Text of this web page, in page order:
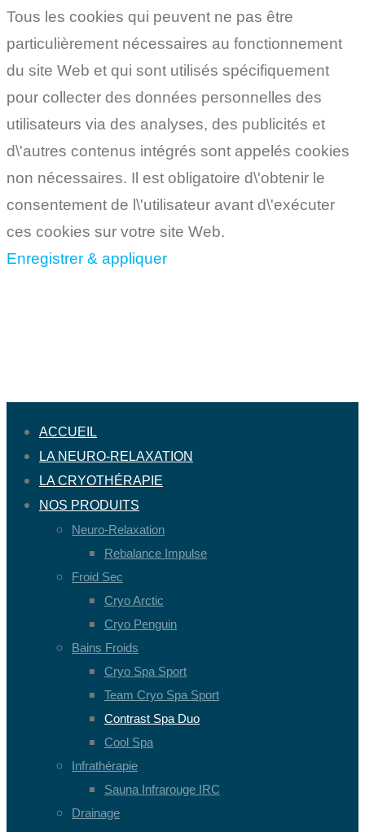
Tous les cookies qui peuvent ne pas être
particulièrement nécessaires au fonctionnement
du site Web et qui sont utilisés spécifiquement
pour collecter des données personnelles des
utilisateurs via des analyses, des publicités et
d\'autres contenus intégrés sont appelés cookies
non nécessaires. Il est obligatoire d\'obtenir le
consentement de l\'utilisateur avant d\'exécuter
ces cookies sur votre site Web.
Enregistrer & appliquer
ACCUEIL
LA NEURO-RELAXATION
LA CRYOTHÉRAPIE
NOS PRODUITS
Neuro-Relaxation
Rebalance Impulse
Froid Sec
Cryo Arctic
Cryo Penguin
Bains Froids
Cryo Spa Sport
Team Cryo Spa Sport
Contrast Spa Duo
Cool Spa
Infrathérapie
Sauna Infrarouge IRC
Drainage